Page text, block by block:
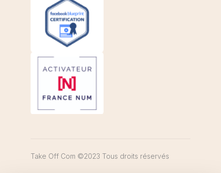
Take Off Com ©2023 Tous droits réservés